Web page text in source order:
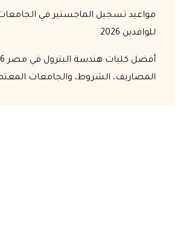
مواعيد تسجيل الماجستير في
للوافدين 2026
المصاريف، الشروط، والجامعات